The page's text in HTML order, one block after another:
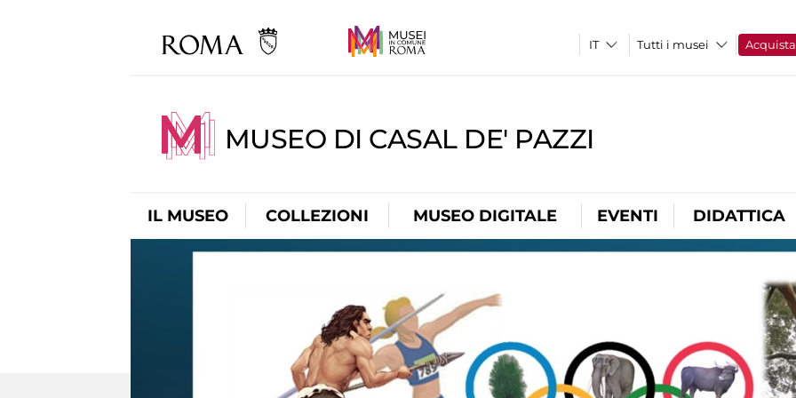
Tutti i musei Acquista
MUSEO DI CASAL DE' PAZZI
IL MUSEO COLLEZIONI MUSEO DIGITALE EVENTI DIDATTICA